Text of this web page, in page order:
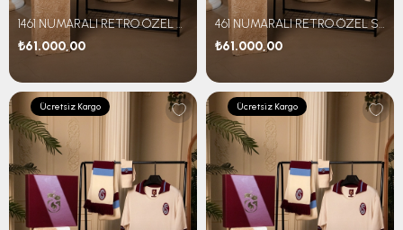
1461 NUMARALI RETRO ÖZEL SET
₺61.000,00
461 NUMARALI RETRO ÖZEL SET
₺61.000,00
Ücretsiz Kargo Ücretsiz Kargo